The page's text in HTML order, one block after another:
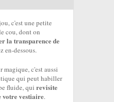
c'est une petite
cou, dont on
la transparence de
en-dessous.
c'est aussi
qui peut habiller
fluide, qui revisite
votre vestiaire.